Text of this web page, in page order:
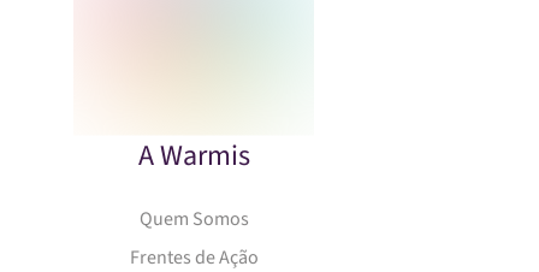
A Warmis
Quem Somos
Frentes de Ação